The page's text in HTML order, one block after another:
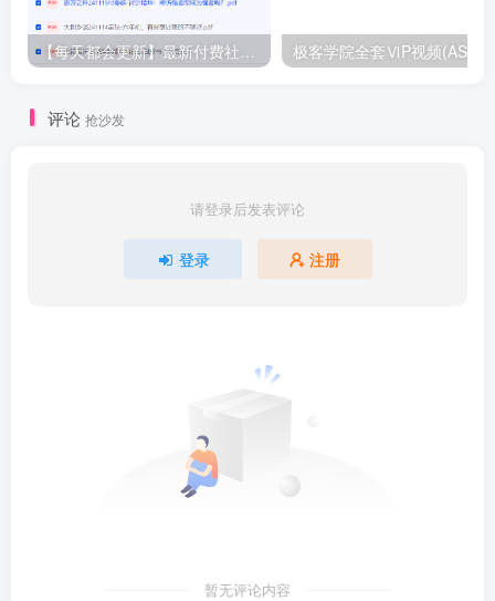
【每天都会更新】最新付费社群公众号文章 极客学院全套ⅥP视频(AS版)
评论 抢沙发
请登录后发表评论
登录 注册
暂无评论内容